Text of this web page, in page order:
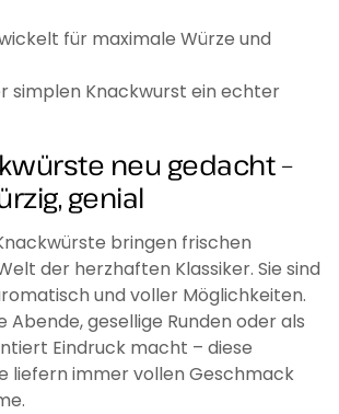
für maximale Würze und
simplen Knackwurst ein echter
neu gedacht –
genial
bringen frischen
der herzhaften Klassiker. Sie sind
und voller Möglichkeiten.
gesellige Runden oder als
Eindruck macht – diese
liefern immer vollen Geschmack